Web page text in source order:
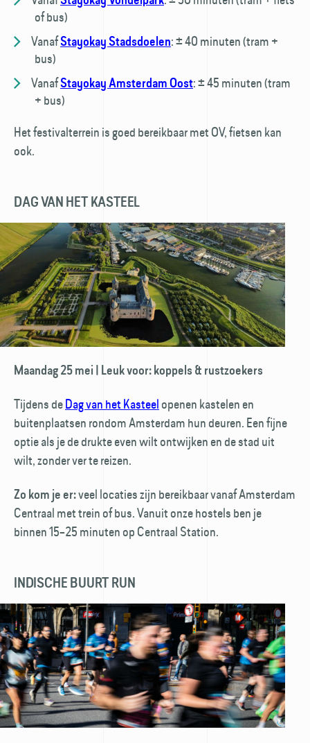
of bus)
VanafStayokay Stadsdoelen:± 40 minuten (tram +
bus)
VanafStayokay Amsterdam Oost:± 45 minuten (tram
+ bus)
Het festivalterrein is goed bereikbaar met OV, fietsen kan
ook.
DAG VAN HET KASTEEL
Maandag 25 mei | Leuk voor: koppels & rustzoekers
Tijdens deDag van het Kasteel openen kastelen en
buitenplaatsen rondom Amsterdam hun deuren. Een fijne
optie als je de drukte even wilt ontwijken en de stad uit
wilt, zonder ver te reizen.
Zo kom je er:veel locaties zijn bereikbaar vanaf Amsterdam
Centraal met trein of bus. Vanuit onze hostels ben je
binnen 15–25 minuten op Centraal Station.
INDISCHE BUURT RUN